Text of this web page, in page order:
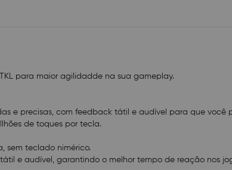
para maior agilidadde na sua gameplay.
e precisas, com feedback tátil e audível para que você
de toques por tecla.
sem teclado nimérico.
e audível, garantindo o melhor tempo de reação nos